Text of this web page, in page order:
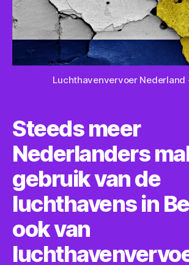
Luchthavenvervoer Nederland
Steeds meer
Nederlanders
gebruik van de
luchthavens in
ook van